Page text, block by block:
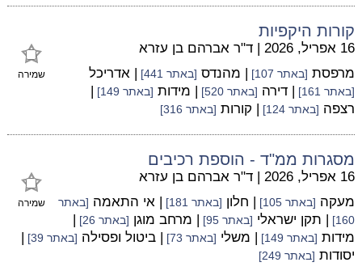
קורות היקפיות
שמירה
16 אפריל, 2026 | ד"ר אברהם בן עזרא
מרפסת [באתר 107] | מהנדס [באתר 441] | אדריכל
[באתר 161] | דירה [באתר 520] | מידות [באתר 149]
|
רצפה [באתר 124] | קורות [באתר 316]
מסגרות ממ"ד - הוספת רכיבים
שמירה
16 אפריל, 2026 | ד"ר אברהם בן עזרא
מעקה [באתר 105] | חלון [באתר 181] | אי התאמה [באתר
160]
| תקן ישראלי [באתר 95] | מרחב מוגן [באתר 26]
|
מידות [באתר 149] | משלי [באתר 73] | ביטול ופסילה [באתר 39]
|
יסודות [באתר 249]